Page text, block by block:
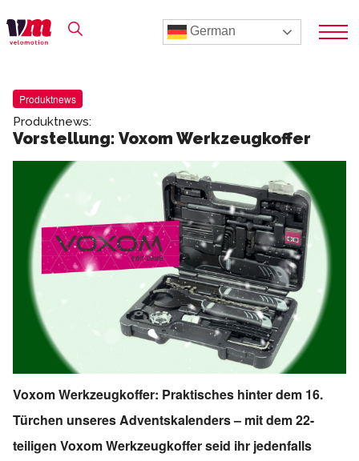
German
Produktnews
Produktnews:
Vorstellung: Voxom Werkzeugkoffer
Voxom Werkzeugkoffer: Praktisches hinter dem 16.
Türchen unseres Adventskalenders – mit dem 22-
teiligen Voxom Werkzeugkoffer seid ihr jedenfalls